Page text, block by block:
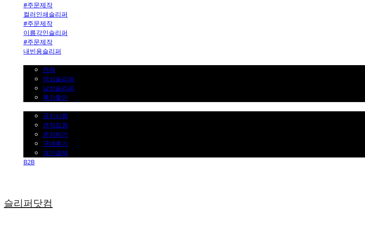
#주문제작
컬러인쇄슬리퍼
#주문제작
이름각인슬리퍼
#주문제작
내빈용슬리퍼
전체
여성슬리퍼
남성슬리퍼
특가할인
공지사항
견적요청
문의하기
구매후기
개인결제
B2B
슬리퍼닷컴